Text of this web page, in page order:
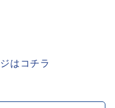
はコチラ